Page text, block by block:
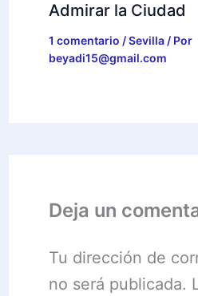
Admirar la Ciudad
1 comentario /Sevilla/ Por
beyadi15@gmail.com
Deja un
Tu dirección de
no será publicada.